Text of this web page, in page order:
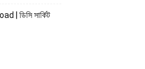
| ডিসি সার্কিট